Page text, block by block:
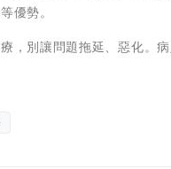
優勢。
，別讓問題拖延、惡化。